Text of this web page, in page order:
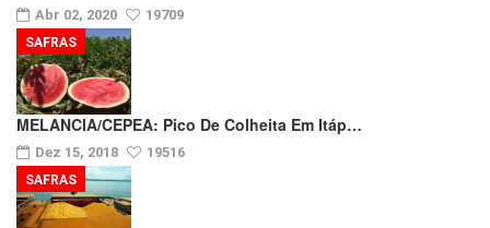
Abr 02, 2020 19709
MELANCIA/CEPEA: Pico De Colheita Em Itáp…
Dez 15, 2018 19516
SAFRAS
SAFRAS